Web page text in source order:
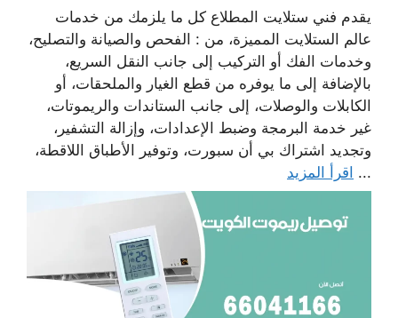
يقدم فني ستلايت المطلاع كل ما يلزمك من خدمات
عالم الستلايت المميزة، من : الفحص والصيانة والتصليح،
وخدمات الفك أو التركيب إلى جانب النقل السريع،
بالإضافة إلى ما يوفره من قطع الغيار والملحقات، أو
الكابلات والوصلات، إلى جانب الستاندات والريموتات،
غير خدمة البرمجة وضبط الإعدادات، وإزالة التشفير،
وتجديد اشتراك بي أن سبورت، وتوفير الأطباق اللاقطة،
... اقرأ المزيد